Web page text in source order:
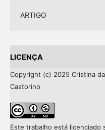
ARTIGO
LICENÇA
Copyright (c) 2025 Cristina
Castorino
Este trabalho está licenciado